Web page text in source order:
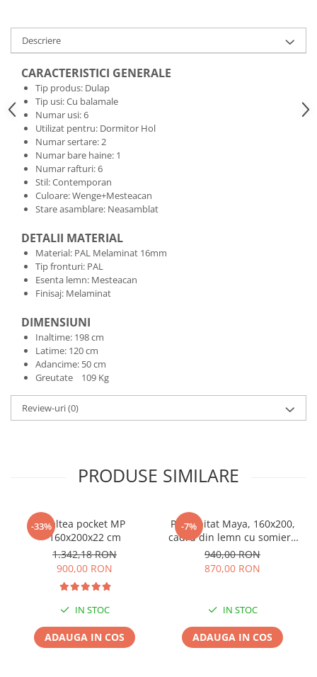
Descriere
CARACTERISTICI GENERALE
Tip produs: Dulap
Tip usi: Cu balamale
Numar usi: 6
Utilizat pentru: Dormitor Hol
Numar sertare: 2
Numar bare haine: 1
Numar rafturi: 6
Stil: Contemporan
Culoare: Wenge+Mesteacan
Stare asamblare: Neasamblat
DETALII MATERIAL
Material: PAL Melaminat 16mm
Tip fronturi: PAL
Esenta lemn: Mesteacan
Finisaj: Melaminat
DIMENSIUNI
Inaltime: 198 cm
Latime: 120 cm
Adancime: 50 cm
Greutate 109 Kg
Review-uri(0)
PRODUSE SIMILARE
-33%Saltea pocket MP
160x200x22 cm
1.342,18 RON
900,00 RON
IN STOC
ADAUGA IN COS
-7%
Pat tapitat Maya, 160x200,
cadru din lemn cu somiera
fixa, culoare Bej
940,00 RON
870,00 RON
IN STOC
ADAUGA IN COS